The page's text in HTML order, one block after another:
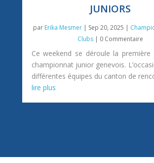
JUNIORS
par Erika Mesmer | Sep 20, 2025 |
Clubs | 0 Commentaire
Ce weekend se déroule la première
championnat junior genevois.
différentes équipes du canton de
lire plus